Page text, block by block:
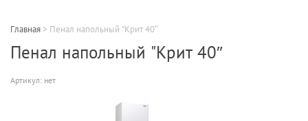
Главная > Пенал напольный "Крит 40″
Пенал напольный "Крит 40″
Артикул: нет